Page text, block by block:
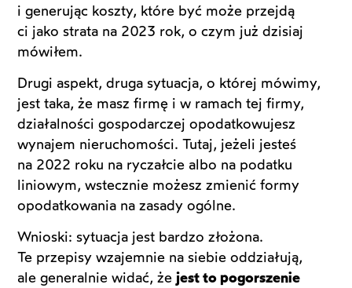
i generując koszty, które być może przejdą
ci jako strata na 2023 rok, o czym już dzisiaj
mówiłem.
Drugi aspekt, druga sytuacja, o której mówimy,
jest taka, że masz firmę i w ramach tej firmy,
działalności gospodarczej opodatkowujesz
wynajem nieruchomości. Tutaj, jeżeli jesteś
na 2022 roku na ryczałcie albo na podatku
liniowym, wstecznie możesz zmienić formy
opodatkowania na zasady ogólne.
Wnioski: sytuacja jest bardzo złożona.
Te przepisy wzajemnie na siebie oddziałują,
ale generalnie widać, żejest to pogorszenie